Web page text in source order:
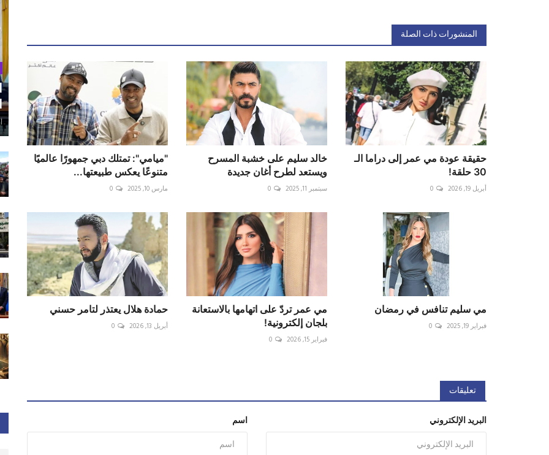
المنشورات ذات الصلة
حقيقة عودة مي عمر إلى دراما الـ
30 حلقة!
أبريل 19, 2026 0
خالد سليم على خشبة المسرح
ويستعد لطرح أغان جديدة
سبتمبر 11, 2025 0
"ميامي": تمتلك دبي جمهورًا عالميًا
متنوعًا يعكس طبيعتها...
مارس 10, 2025 0
مي سليم تنافس في رمضان
فبراير 19, 2025 0
مي عمر تردّ على اتهامها بالاستعانة
بلجان إلكترونية!
فبراير 15, 2026 0
حمادة هلال يعتذر لتامر حسني
أبريل 13, 2026 0
تعليقات
اسم البريد الإلكتروني